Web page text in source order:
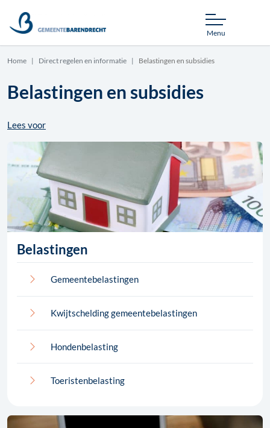
Menu
Home Direct regelen en informatie Belastingen en subsidies
Belastingen en subsidies
Lees voor
Belastingen
Gemeentebelastingen
Kwijtschelding gemeentebelastingen
Hondenbelasting
Toeristenbelasting